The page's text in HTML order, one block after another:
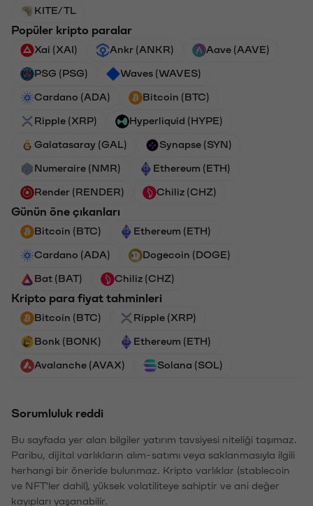
KITE/TL
Popüler kripto paralar
Xai (XAI) Ankr (ANKR) Aave (AAVE)
PSG (PSG) Waves (WAVES)
Cardano (ADA) Bitcoin (BTC)
Ripple (XRP) Hyperliquid (HYPE)
Galatasaray (GAL) Synapse (SYN)
Numeraire (NMR) Ethereum (ETH)
Render (RENDER) Chiliz (CHZ)
Günün öne çıkanları
Bitcoin (BTC) Ethereum (ETH)
Cardano (ADA) Dogecoin (DOGE)
Bat (BAT) Chiliz (CHZ)
Kripto para fiyat tahminleri
Bitcoin (BTC) Ripple (XRP)
Bonk (BONK) Ethereum (ETH)
Avalanche (AVAX) Solana (SOL)
Sorumluluk reddi
Bu sayfada yer alan bilgiler yatırım tavsiyesi niteliği taşımaz.
Paribu, dijital varlıkların alım-satımı veya saklanmasıyla ilgili
herhangi bir öneride bulunmaz. Kripto varlıklar (stablecoin
ve NFT'ler dahil), yüksek volatiliteye sahiptir ve ani değer
kayıpları yaşanabilir.